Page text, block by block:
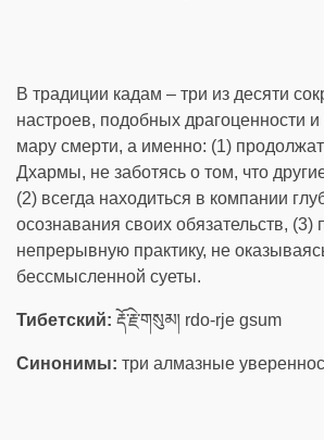
В традиции кадам – три из десяти
настроев, подобных драгоценности
мару смерти, а именно: (1)
Дхармы, не заботясь о том, что
(2) всегда находиться в компании
осознавания своих обязательств, (3)
непрерывную практику, не
бессмысленной суеты.
Тибетский: རྡོ་རྗེ་གསུམ། rdo-rje gsum
Синонимы: три алмазные